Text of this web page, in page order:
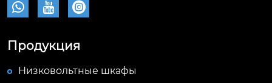
  
Продукция
Низковольтные шкафы